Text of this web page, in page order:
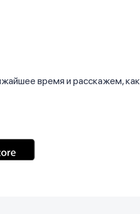
время и расскажем, как